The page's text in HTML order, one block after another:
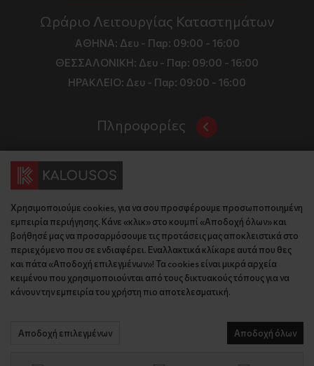
Ωράριο Λειτουργίας Καταστημάτων
ΑΘΗΝΑ: Δευ - Παρ: 09:00 - 16:00
ΘΕΣΣΑΛΟΝΙΚΗ: Δευ - Παρ: 09:00 - 16:00
ΗΡΑΚΛΕΙΟ: Δευ - Παρ: 09:00 - 16:00
Πληροφορίες
Όροι και Προϋποθέσεις
Τιμές, Τρόποι Αποστολής και Πληρωμής
Πολιτική Απορρήτου
Κώδικας Δεοντολογίας
Εταιρικό Προφίλ
KLoop - Loyalty Program
Become a Brand Ambassador
Επικοινωνία
Επικοινωνία
Διεύθυνση
Έδρα: Γράμμου 29, 18345 , Μοσχάτο Αττική
Θεσ/νίκη: Λυσάνδρου 8, 54642, Θεσσαλονίκη
Κρήτη: Θερίσου 52, 71305, Ηράκλειο
Βρείτε μας στον χάρτη
Τηλέφωνο:
Έδρα: 210 775 2048
© 2026 kalousos.gr All Rights Reserved.
Χρησιμοποιούμε cookies, για να σου προσφέρουμε προσωποποιημένη
εμπειρία περιήγησης. Κάνε «κλικ» στο κουμπί «Αποδοχή όλων» και
βοήθησέ μας να προσαρμόσουμε τις προτάσεις μας αποκλειστικά στο
περιεχόμενο που σε ενδιαφέρει. Εναλλακτικά κλίκαρε αυτά που θες
και πάτα «Αποδοχή επιλεγμένων»! Τα cookies είναι μικρά αρχεία
κειμένου που χρησιμοποιούνται από τους δικτυακούς τόπους για να
κάνουν την εμπειρία του χρήστη πιο αποτελεσματική.
Αποδοχή επιλεγμένων Αποδοχή όλων